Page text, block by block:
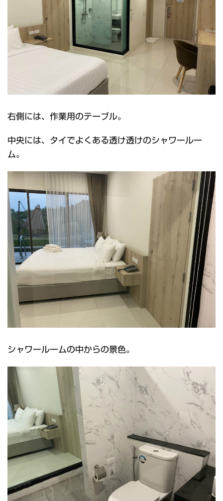
右側には、作業用のテーブル。
中央には、タイでよくある透け透けのシャワールー
ム。
シャワールームの中からの景色。